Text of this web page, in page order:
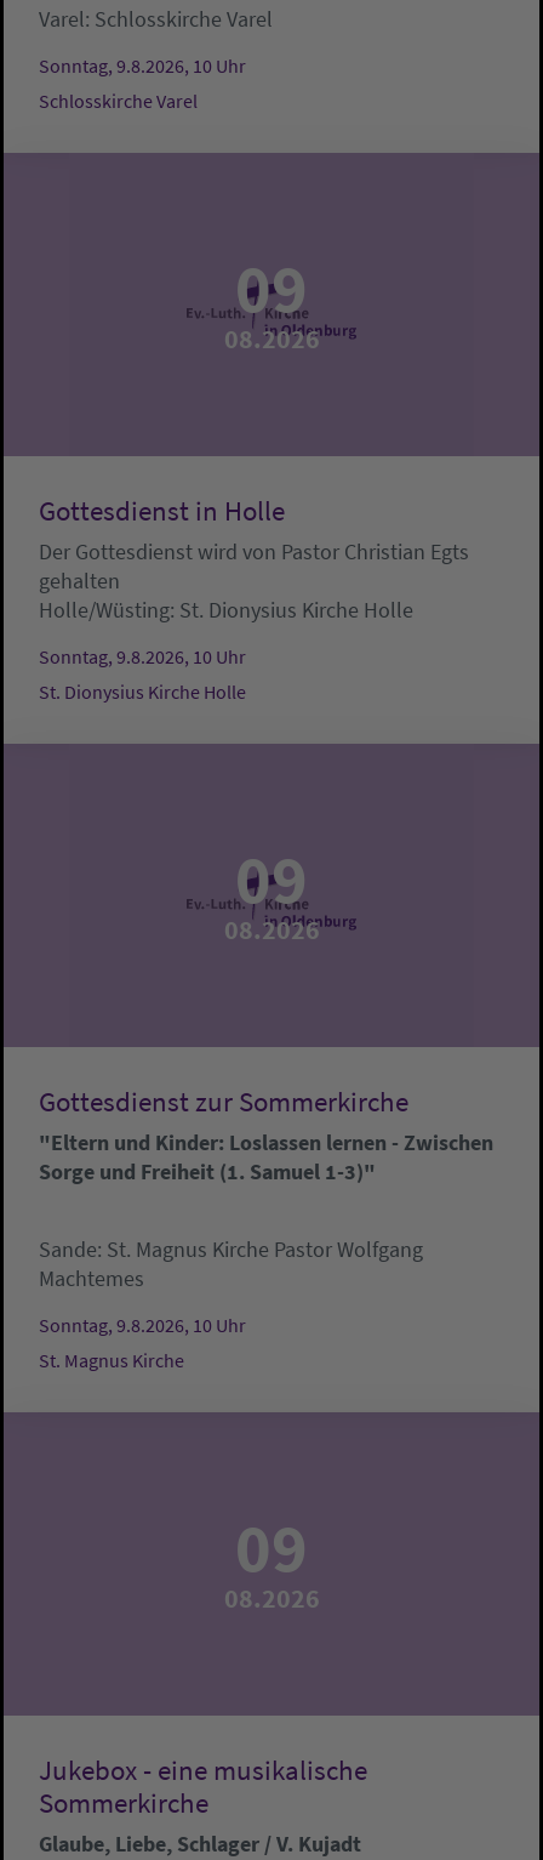
Varel: Schlosskirche Varel
Sonntag, 9.8.2026, 10 Uhr
Schlosskirche Varel
09
08.2026
Gottesdienst in Holle
Der Gottesdienst wird von Pastor Christian Egts
gehalten
Holle/Wüsting: St. Dionysius Kirche Holle
Sonntag, 9.8.2026, 10 Uhr
St. Dionysius Kirche Holle
09
08.2026
Gottesdienst zur Sommerkirche
"Eltern und Kinder: Loslassen lernen - Zwischen
Sorge und Freiheit (1. Samuel 1-3)"
Sande: St. Magnus Kirche Pastor Wolfgang
Machtemes
Sonntag, 9.8.2026, 10 Uhr
St. Magnus Kirche
09
08.2026
Jukebox - eine musikalische
Sommerkirche
Glaube, Liebe, Schlager / V. Kujadt